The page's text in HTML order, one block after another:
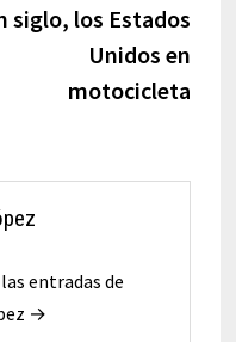
siglo, los Estados
Unidos en
motocicleta
entradas de
→